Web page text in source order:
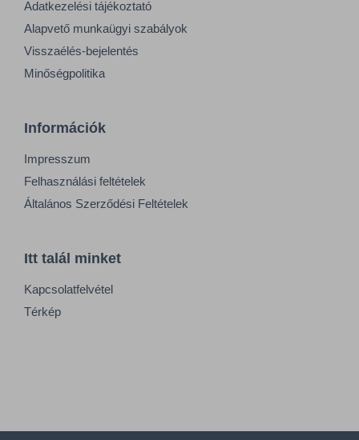
Adatkezelési tájékoztató
Alapvető munkaügyi szabályok
Visszaélés-bejelentés
Minőségpolitika
Információk
Impresszum
Felhasználási feltételek
Általános Szerződési Feltételek
Itt talál minket
Kapcsolatfelvétel
Térkép